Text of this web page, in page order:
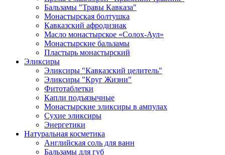
Бальзамы "Травы Кавказа"
Монастырская болтушка
Кавказский афродизиак
Масло монастырское «Солох-Аул»
Монастырские бальзамы
Пластырь монастырский
Эликсиры
Эликсиры "Кавказский целитель"
Эликсиры "Круг Жизни"
Фитотаблетки
Капли подъязычные
Монастырские эликсиры в ампулах
Сухие эликсиры
Энергетики
Натуральная косметика
Английская соль для ванн
Бальзамы для губ